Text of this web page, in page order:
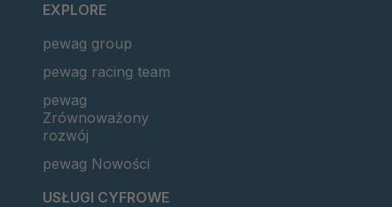
EXPLORE
pewag group
pewag racing team
pewag
Zrównoważony
rozwój
pewag Nowości
USŁUGI CYFROWE